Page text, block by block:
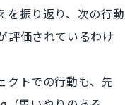
を振り返り、次の行動
評価されているわけ
クトでの行動も、先